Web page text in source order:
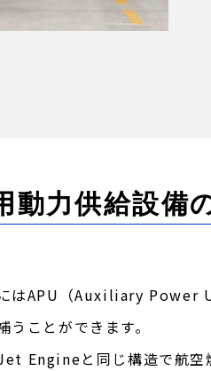
動力供給設備
はAPU（Auxiliary Power
うことができます。
Engineと同じ構造で航空